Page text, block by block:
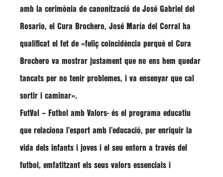
amb la cerimònia de canonització de José Gabriel del
Rosario, el Cura Brochero, José María del Corral ha
qualificat el fet de «feliç coincidència perquè el Cura
Brochero va mostrar justament que no ens hem quedar
tancats per no tenir problemes, i va ensenyar que cal
sortir i caminar».
FutVal – Futbol amb Valors- és el programa educatiu
que relaciona l’esport amb l’educació, per enriquir la
vida dels infants i joves i el seu entorn a través del
futbol, emfatitzant els seus valors essencials i